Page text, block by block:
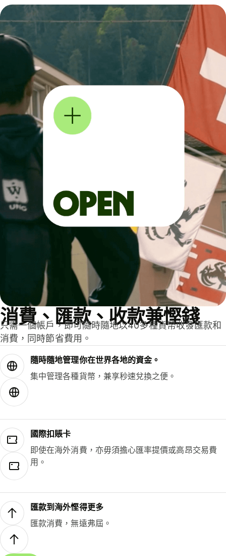
消費、匯款、收款兼慳錢
只需一個帳戶，即可隨時隨地以40多種貨幣收發匯款和
消費，同時節省費用。
隨時隨地管理你在世界各地的資金。
集中管理各種貨幣，兼享秒速兌換之便。
國際扣賬卡
即使在海外消費，亦毋須擔心匯率提價或高昂交易費
用。
匯款到海外慳得更多
匯款消費，無遠弗屆。